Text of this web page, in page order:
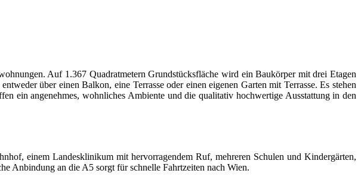
Auf 1.367 Quadratmetern Grundstücksfläche wird ein Baukörper mit drei Etagen
über einen Balkon, eine Terrasse oder einen eigenen Garten mit Terrasse. Es stehen
ein angenehmes, wohnliches Ambiente und die qualitativ hochwertige Ausstattung in den
einem Landesklinikum mit hervorragendem Ruf, mehreren Schulen und Kindergärten,
Anbindung an die A5 sorgt für schnelle Fahrtzeiten nach Wien.